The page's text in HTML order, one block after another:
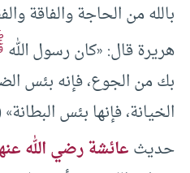
بالله من الحاجة والفاقة
هريرة قال: «كان رسول الله
بك من الجوع، فإنه بئس
حديثعائشة رضي الله